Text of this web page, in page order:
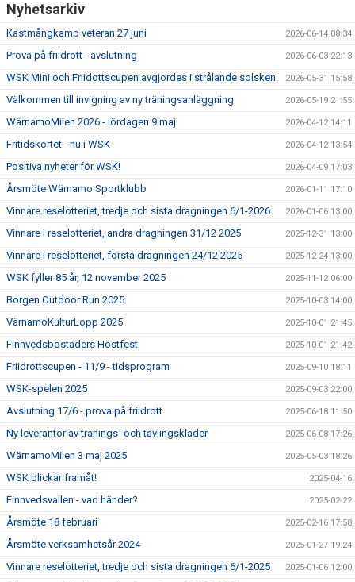
Nyhetsarkiv
Kastmångkamp veteran 27 juni 2026-06-14 08:34
Prova på friidrott - avslutning 2026-06-03 22:13
WSK Mini och Friidottscupen avgjordes i strålande solsken. 2026-05-31 15:58
Välkommen till invigning av ny träningsanläggning 2026-05-19 21:55
WärnamoMilen 2026 - lördagen 9 maj 2026-04-12 14:11
Fritidskortet - nu i WSK 2026-04-12 13:54
Positiva nyheter för WSK! 2026-04-09 17:03
Årsmöte Wärnamo Sportklubb 2026-01-11 17:10
Vinnare reselotteriet, tredje och sista dragningen 6/1-2026 2026-01-06 13:00
Vinnare i reselotteriet, andra dragningen 31/12 2025 2025-12-31 13:00
Vinnare i reselotteriet, första dragningen 24/12 2025 2025-12-24 13:00
WSK fyller 85 år, 12 november 2025 2025-11-12 06:00
Borgen Outdoor Run 2025 2025-10-03 14:00
VärnamoKulturLopp 2025 2025-10-01 21:45
Finnvedsbostäders Höstfest 2025-10-01 21:42
Friidrottscupen - 11/9 - tidsprogram 2025-09-10 18:11
WSK-spelen 2025 2025-09-03 22:00
Avslutning 17/6 - prova på friidrott 2025-06-18 11:50
Ny leverantör av tränings- och tävlingskläder 2025-06-08 17:26
WärnamoMilen 3 maj 2025 2025-05-03 18:26
WSK blickar framåt! 2025-04-16
Finnvedsvallen - vad händer? 2025-02-22
Årsmöte 18 februari 2025-02-16 17:58
Årsmöte verksamhetsår 2024 2025-01-27 19:24
Vinnare reselotteriet, tredje och sista dragningen 6/1-2025 2025-01-06 12:00